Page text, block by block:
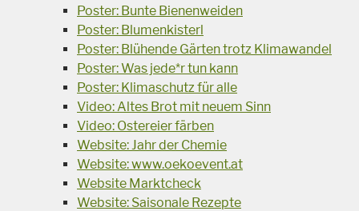
Poster: Bunte Bienenweiden
Poster: Blumenkisterl
Poster: Blühende Gärten trotz Klimawandel
Poster: Was jede*r tun kann
Poster: Klimaschutz für alle
Video: Altes Brot mit neuem Sinn
Video: Ostereier färben
Website: Jahr der Chemie
Website: www.oekoevent.at
Website Marktcheck
Website: Saisonale Rezepte